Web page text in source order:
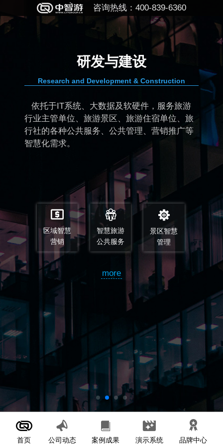
咨询热线：400-839-6360
首页 公司动态 案例成果 演示系统 品牌中心
Construction
，服务旅游
住宿单位、旅
、营销推广等
景区智慧
管理
规划与顾
PLANNING &
为各级旅游主管单位和目的
慧旅游的规划、设计、顾问和
目的地经营管理者从大数据视
角对目的地进行智慧化管理和
智慧旅游
规划
智慧旅游
设计